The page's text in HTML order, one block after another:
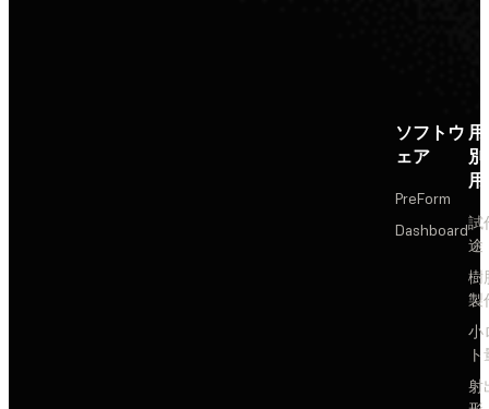
ソフトウ
ェア
PreForm
Dashboard試
途
樹
製
小
射